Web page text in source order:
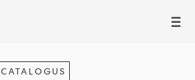
III
CATALOGUS